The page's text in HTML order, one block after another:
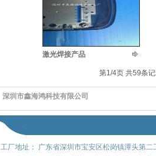
激光焊接产品
第1/4页 共59条
深圳市鑫海鸿科技有限公司
工厂地址： 广东省深圳市宝安区松岗镇潭头第